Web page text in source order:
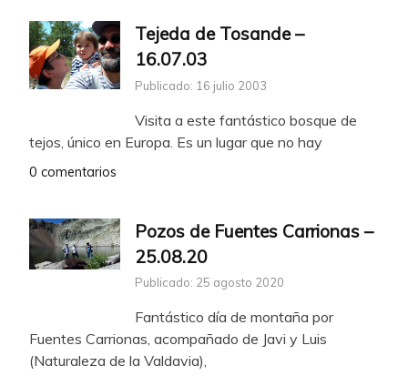
Tejeda de Tosande –
16.07.03
Publicado: 16 julio 2003
Visita a este fantástico bosque de
tejos, único en Europa. Es un lugar que no hay
0 comentarios
Pozos de Fuentes Carrionas –
25.08.20
Publicado: 25 agosto 2020
Fantástico día de montaña por
Fuentes Carrionas, acompañado de Javi y Luis
(Naturaleza de la Valdavia),